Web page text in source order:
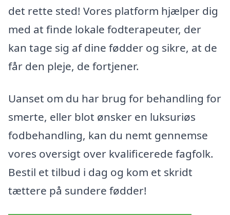
det rette sted! Vores platform hjælper dig
med at finde lokale fodterapeuter, der
kan tage sig af dine fødder og sikre, at de
får den pleje, de fortjener.
Uanset om du har brug for behandling for
smerte, eller blot ønsker en luksuriøs
fodbehandling, kan du nemt gennemse
vores oversigt over kvalificerede fagfolk.
Bestil et tilbud i dag og kom et skridt
tættere på sundere fødder!